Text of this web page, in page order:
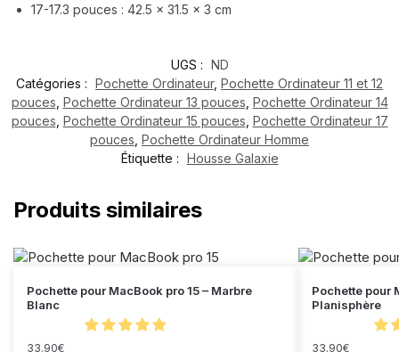
17-17.3 pouces : 42.5 x 31.5 x 3 cm
UGS : ND
Catégories : Pochette Ordinateur, Pochette Ordinateur 11 et 12
pouces Pochette Ordinateur 13 pouces Pochette Ordinateur 14
pouces Pochette Ordinateur 15 pouces Pochette Ordinateur 17
pouces Pochette Ordinateur Homme
Étiquette : Housse Galaxie
Produits similaires
Pochette pour MacBook pro 15 – Marbre
Blanc
33.90€
Pochette pour
Planisphère
33.90€